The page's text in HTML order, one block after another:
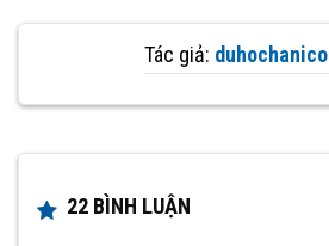
Tác giả: duhochanico
22 BÌNH LUẬN